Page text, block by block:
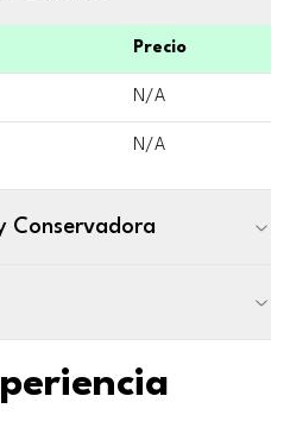
Precio
N/A
N/A
Conservadora